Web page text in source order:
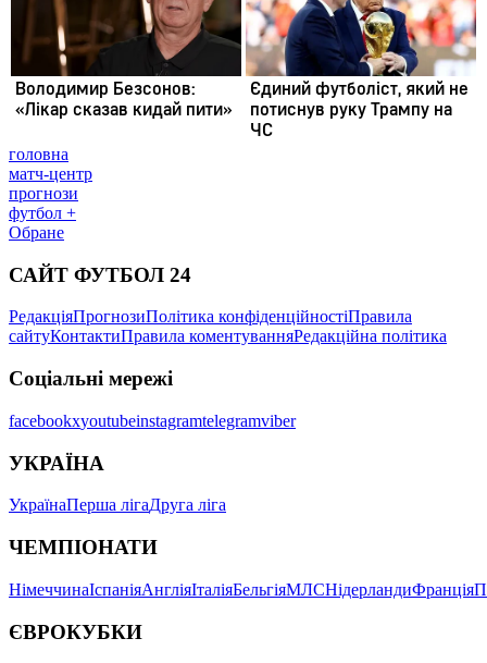
головна
матч-центр
прогнози
футбол +
Обране
САЙТ ФУТБОЛ 24
РедакціяПрогнозиПолітика конфіденційностіПравила
сайтуКонтактиПравила коментуванняРедакційна політика
Соціальні мережі
facebookxyoutubeinstagramtelegramviber
УКРАЇНА
УкраїнаПерша лігаДруга ліга
ЧЕМПІОНАТИ
НімеччинаІспаніяАнгліяІталіяБельгіяМЛСНідерландиФранція
ЄВРОКУБКИ